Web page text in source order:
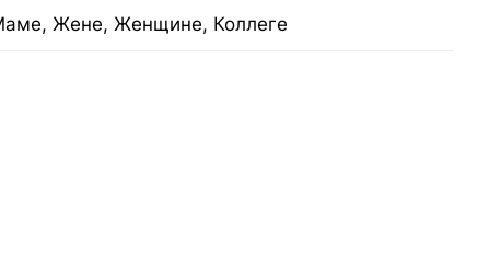
Жене, Женщине, Коллеге